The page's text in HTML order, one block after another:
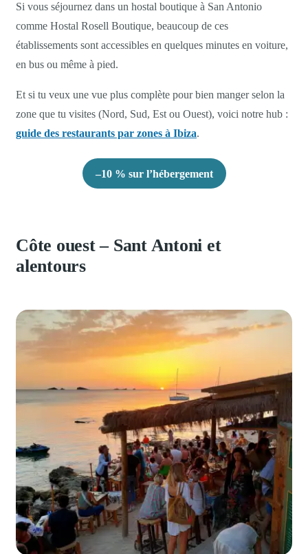
Si vous séjournez dans un hostal boutique à San Antonio
comme Hostal Rosell Boutique, beaucoup de ces
établissements sont accessibles en quelques minutes en voiture,
en bus ou même à pied.
Et si tu veux une vue plus complète pour bien manger selon la
zone que tu visites (Nord, Sud, Est ou Ouest), voici notre hub :
guide des restaurants par zones à Ibiza.
–10 % sur l’hébergement
Côte ouest – Sant Antoni et
alentours